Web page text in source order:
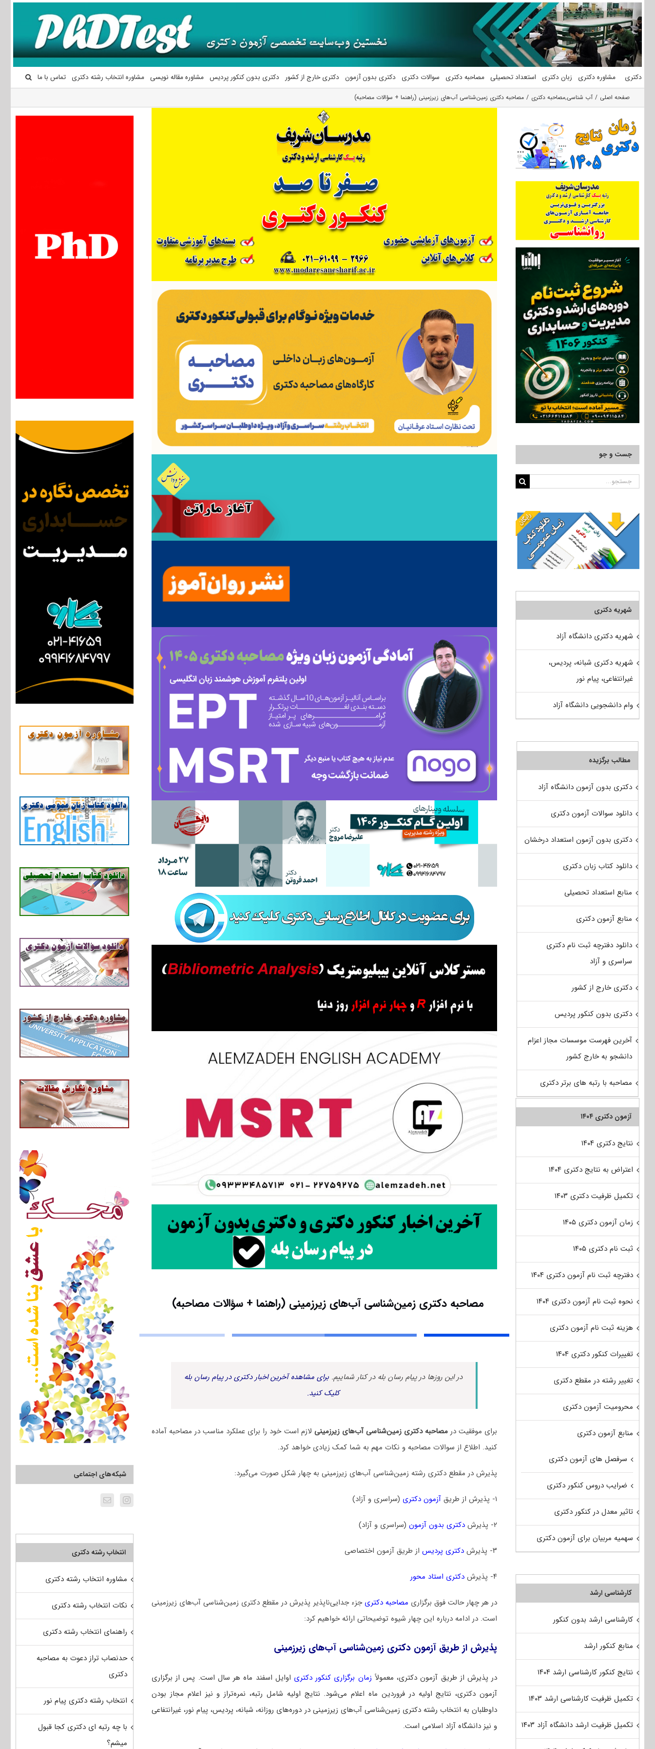
محتوا
دکتری مشاوره دکتری زبان دکتری استعداد تحصیلی مصاحبه دکتری سوالات دکتری دکتری بدون آزمون دکتری خارج از کشور دکتری بدون کنکور پردیس مشاوره مقاله نویسی مشاوره انتخاب رشته دکتری تماس با ما
صفحه اصلی آب شناسی,مصاحبه دکتری مصاحبه دکتری زمین‌شناسی آب‌های زیرزمینی (راهنما + سؤالات مصاحبه)
مصاحبه دکتری زمین‌شناسی آب‌های زیرزمینی (راهنما + سؤالات مصاحبه)
در این روزها در پیام رسان بله در کنار شماییم. برای مشاهده آخرین اخبار دکتری در پیام رسان بله
کلیک کنید.
برای موفقیت درمصاحبه دکتری زمین‌شناسی آب‌های زیرزمینی لازم است خود را برای عملکرد مناسب در مصاحبه آماده
کنید. اطلاع از سوالات مصاحبه و نکات مهم به شما کمک زیادی خواهد کرد.
پذیرش در مقطع دکتری رشته زمین‌شناسی آب‌های زیرزمینی به چهار شکل صورت می‌گیرد:
۱- پذیرش از طریق آزمون دکتری (سراسری و آزاد)
۲- پذیرش دکتری بدون آزمون(سراسری و آزاد)
۳- پذیرش دکتری پردیساز طریق آزمون اختصاصی
۴- پذیرش دکتری استاد محور
در هر چهار حالت فوق برگزاری مصاحبه دکتری جزء جدایی‌ناپذیر پذیرش در مقطع دکتری زمین‌شناسی آب‌های زیرزمینی
است. در ادامه درباره این چهار شیوه توضیحاتی ارائه خواهیم کرد:
پذیرش از طریق آزمون دکتری زمین‌شناسی آب‌های زیرزمینی
در پذیرش از طریق آزمون دکتری، معمولاً زمان برگزاری کنکور دکتری اوایل اسفند ماه هر سال است. پس از برگزاری
آزمون دکتری، نتایج اولیه در فروردین ماه اعلام می‌شود. نتایج اولیه شامل رتبه، نمره‌تراز و نیز اعلام مجاز بودن
داوطلبان به انتخاب رشته دکتری زمین‌شناسی آب‌های زیرزمینی در دوره‌های روزانه، شبانه، پردیس، پیام نور، غیرانتفاعی
و نیز دانشگاه آزاد اسلامی است.
شبکه‌های اجتماعی
انتخاب رشته دکتری
مشاوره انتخاب رشته دکتری
نکات انتخاب رشته دکتری
راهنمای انتخاب رشته دکتری
حدنصاب تراز دعوت به مصاحبه
دکتری
انتخاب رشته دکتری پیام نور
با چه رتبه ای دکتری کجا قبول
میشم؟
جست و جو
جستجو
شهریه دکتری
شهریه دکتری دانشگاه آزاد
شهریه دکتری شبانه، پردیس،
غیرانتفاعی، پیام نور
وام دانشجویی دانشگاه آزاد
مطالب برگزیده
دکتری بدون آزمون دانشگاه آزاد
دانلود سوالات آزمون دکتری
دکتری بدون آزمون استعداد درخشان
دانلود کتاب زبان دکتری
منابع استعداد تحصیلی
منابع آزمون دکتری
دانلود دفترچه ثبت نام دکتری
سراسری و آزاد
دکتری خارج از کشور
دکتری بدون کنکور پردیس
آخرین فهرست موسسات مجاز اعزام
دانشجو به خارج کشور
مصاحبه با رتبه های برتر دکتری
آزمون دکتری ۱۴۰۴
نتایج دکتری ۱۴۰۴
اعتراض به نتایج دکتری ۱۴۰۴
تکمیل ظرفیت دکتری ۱۴۰۳
زمان آزمون دکتری ۱۴۰۵
ثبت نام دکتری ۱۴۰۵
دفترچه ثبت نام آزمون دکتری ۱۴۰۴
نحوه ثبت نام آزمون دکتری ۱۴۰۴
هزینه ثبت نام آزمون دکتری
تغییرات کنکور دکتری ۱۴۰۴
تغییر رشته در مقطع دکتری
محرومیت آزمون دکتری
منابع آزمون دکتری
سرفصل های آزمون دکتری
ضرایب دروس کنکور دکتری
تاثیر معدل در کنکور دکتری
سهمیه مربیان برای آزمون دکتری
کارشناسی ارشد
کارشناسی ارشد بدون کنکور
منابع کنکور ارشد
نتایج کنکور کارشناسی ارشد ۱۴۰۴
تکمیل ظرفیت کارشناسی ارشد ۱۴۰۳
تکمیل ظرفیت ارشد دانشگاه آزاد ۱۴۰۳